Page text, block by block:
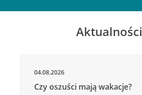
Aktualności
04.08.2026
Czy oszuści mają wakacje?